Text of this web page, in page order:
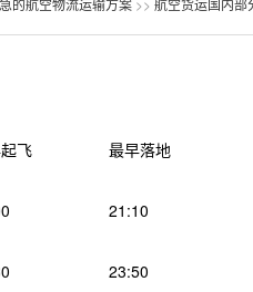
的航空物流运输方案 >> 航空货运国内部
飞 最早落地
21:10
23:50